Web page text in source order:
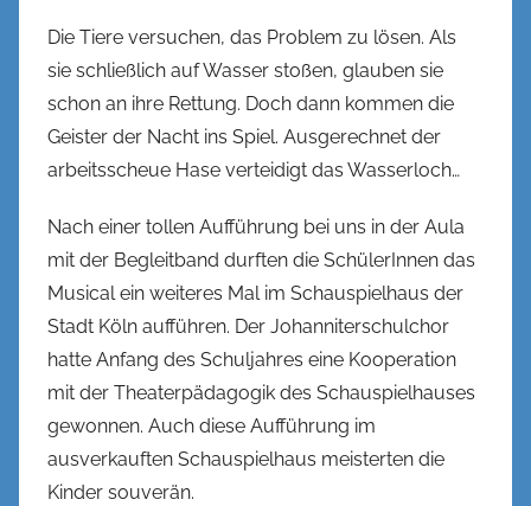
Die Tiere versuchen, das Problem zu lösen. Als
sie schließlich auf Wasser stoßen, glauben sie
schon an ihre Rettung. Doch dann kommen die
Geister der Nacht ins Spiel. Ausgerechnet der
arbeitsscheue Hase verteidigt das Wasserloch…
Nach einer tollen Aufführung bei uns in der Aula
mit der Begleitband durften die SchülerInnen das
Musical ein weiteres Mal im Schauspielhaus der
Stadt Köln aufführen. Der Johanniterschulchor
hatte Anfang des Schuljahres eine Kooperation
mit der Theaterpädagogik des Schauspielhauses
gewonnen. Auch diese Aufführung im
ausverkauften Schauspielhaus meisterten die
Kinder souverän.